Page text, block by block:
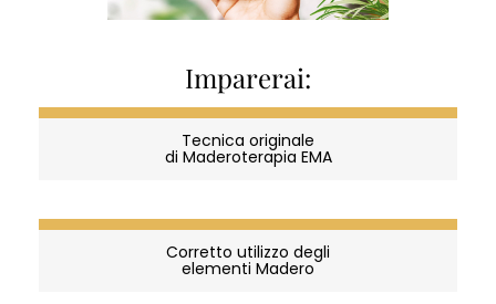
Madero
mondo della terapia Madero e diventa un terapista Madero
Imparerai:
Tecnica originale
di Maderoterapia EMA
Corretto utilizzo degli
elementi Madero